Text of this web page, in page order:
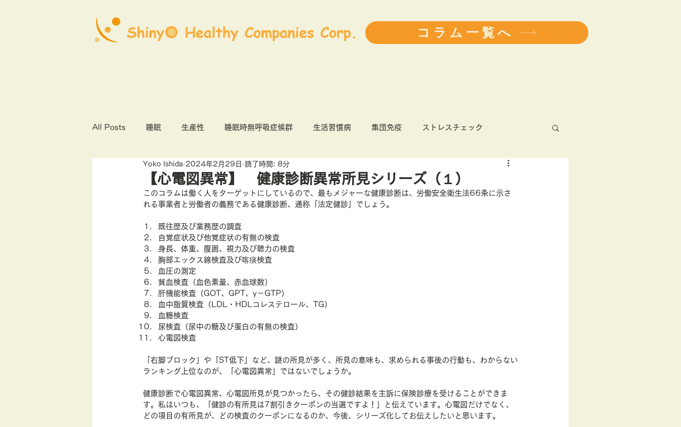
コラム一覧へ
All Posts 睡眠 生産性 睡眠時無呼吸症候群 生活習慣病 集団免疫 ストレスチェック
心理社会的安全性 COVID19 健康経営
オンライン診療 産業保健 人事・育成 ライフスタイル 書評
行動経済学
【心電図異常】 健康診断異常所見シリーズ（１）
Yoko Ishida 2024年2月29日 読了時間: 8分
このコラムは働く人をターゲットにしているので、最もメジャーな健康診断は、労働安全衛生法66条に示さ
れる事業者と労働者の義務である健康診断、通称「法定健診」でしょう。
既往歴及び業務歴の調査
自覚症状及び他覚症状の有無の検査
身長、体重、腹囲、視力及び聴力の検査
胸部エックス線検査及び喀痰検査
血圧の測定
貧血検査（血色素量、赤血球数）
肝機能検査（GOT、GPT、γ－GTP）
血中脂質検査（LDL・HDLコレステロール、TG）
血糖検査
尿検査（尿中の糖及び蛋白の有無の検査）
心電図検査
「右脚ブロック」や「ST低下」など、謎の所見が多く、所見の意味も、求められる事後の行動も、わからない
ランキング上位なのが、「心電図異常」ではないでしょうか。
健康診断で心電図異常、心電図所見が見つかったら、その健診結果を主訴に保険診療を受けることができま
す。私はいつも、「健診の有所見は7割引きクーポンの当選ですよ！」と伝えています。心電図だけでなく、
どの項目の有所見が、どの検査のクーポンになるのか、今後、シリーズ化してお伝えしたいと思います。